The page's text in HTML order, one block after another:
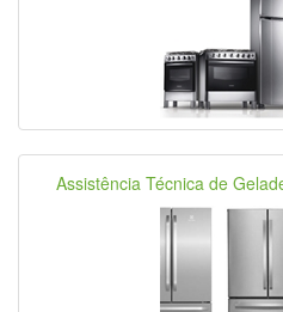
Assistência Técnica de